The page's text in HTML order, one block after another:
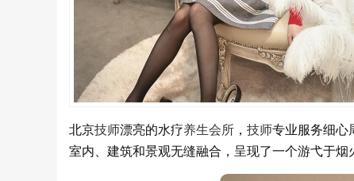
北京技师漂亮的水疗养生会所 ， 技师专业服务细心
室内、建筑和景观无缝融合，呈现了一个游弋于烟